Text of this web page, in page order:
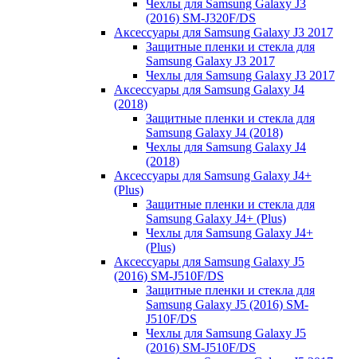
Чехлы для Samsung Galaxy J3
(2016) SM-J320F/DS
Аксессуары для Samsung Galaxy J3 2017
Защитные пленки и стекла для
Samsung Galaxy J3 2017
Чехлы для Samsung Galaxy J3 2017
Аксессуары для Samsung Galaxy J4
(2018)
Защитные пленки и стекла для
Samsung Galaxy J4 (2018)
Чехлы для Samsung Galaxy J4
(2018)
Аксессуары для Samsung Galaxy J4+
(Plus)
Защитные пленки и стекла для
Samsung Galaxy J4+ (Plus)
Чехлы для Samsung Galaxy J4+
(Plus)
Аксессуары для Samsung Galaxy J5
(2016) SM-J510F/DS
Защитные пленки и стекла для
Samsung Galaxy J5 (2016) SM-
J510F/DS
Чехлы для Samsung Galaxy J5
(2016) SM-J510F/DS